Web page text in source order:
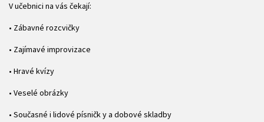
V učebnici na vás čekají:
• Zábavné rozcvičky
• Zajímavé improvizace
• Hravé kvízy
• Veselé obrázky
• Současné i lidové písničk y a dobové skladby